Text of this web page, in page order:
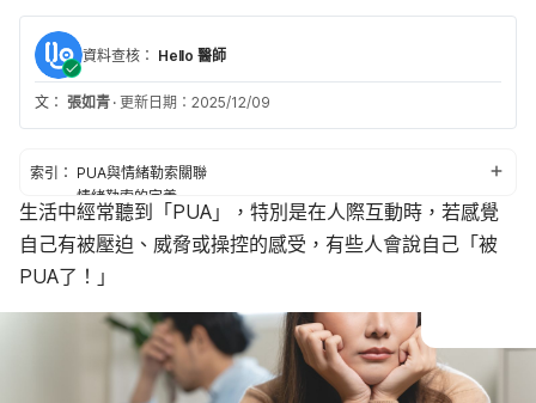
資料查核： Hello 醫師
文： 張如青 · 更新日期：2025/12/09
索引： PUA與情緒勒索關聯
情緒勒索的定義
職場PUA常見5手法
職場最容易被情緒勒索的5種人
遇到PUA該怎麼做？
情緒勒索者4類型
被情勒者7心理狀態
應對情緒勒索的6大技巧
6種情況需小心！
生活中經常聽到「PUA」，特別是在人際互動時，若感覺
自己有被壓迫、威脅或操控的感受，有些人會說自己「被
PUA了！」